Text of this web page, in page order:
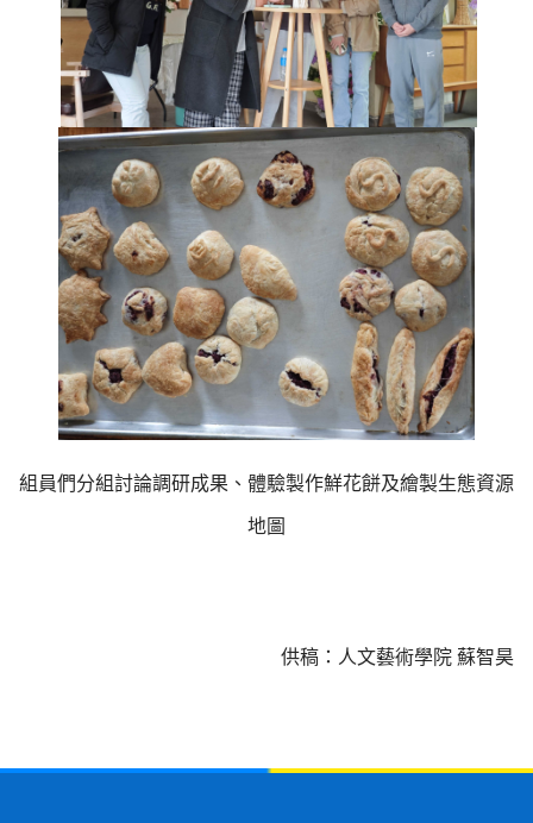
組員們分組討論調研成果、體驗製作鮮花餅及繪製生態資源
地圖
供稿：人文藝術學院 蘇智昊